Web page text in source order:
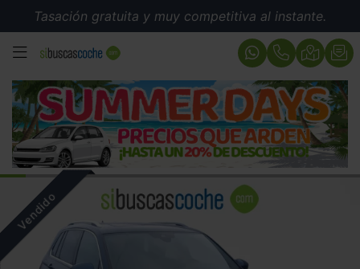
Tasación gratuita y muy competitiva al instante.
MENÚ